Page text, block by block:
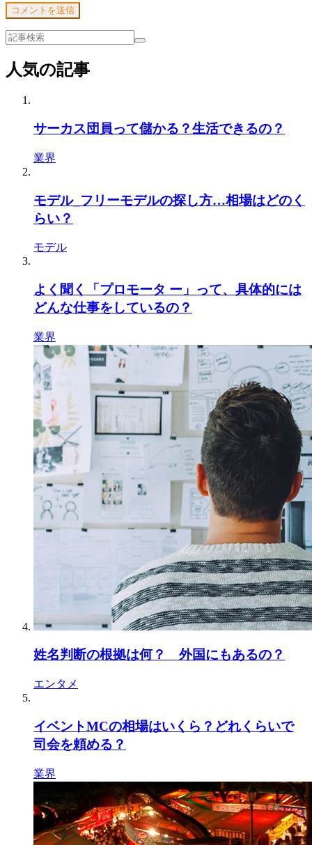
人気の記事
サーカス団員って儲かる？生活できるの？
業界
モデル_フリーモデルの探し方…相場はどのく
らい？
モデル
よく聞く「プロモータ ー」って、具体的には
どんな仕事をしているの？
業界
姓名判断の根拠は何？ 外国にもあるの？
エンタメ
イベントMCの相場はいくら？どれくらいで
司会を頼める？
業界